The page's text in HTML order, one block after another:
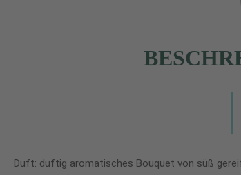
Duft: duftig aromatisches Bouquet von süß